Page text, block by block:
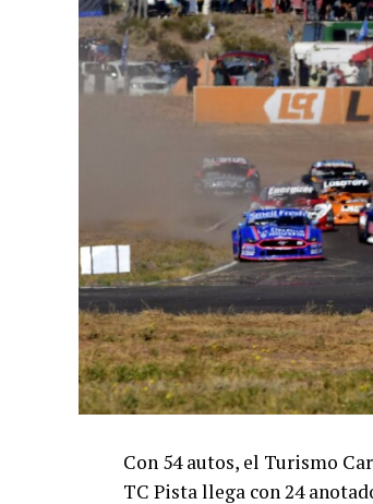
Con 54 autos, el Turismo
TC Pista llega con 24